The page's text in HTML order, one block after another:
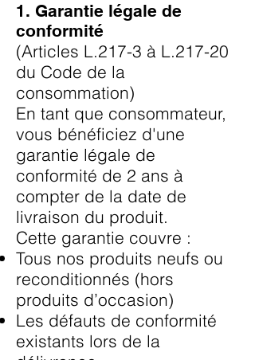
1. Garantie légale de
conformité
(Articles L.217-3 à L.217-20
du Code de la
consommation)
En tant que consommateur,
vous bénéficiez d'une
garantie légale de
conformité de 2 ans à
compter de la date de
livraison du produit.
Cette garantie couvre :
Tous nos produits neufs ou
reconditionnés (hors
produits d’occasion)
Les défauts de conformité
existants lors de la